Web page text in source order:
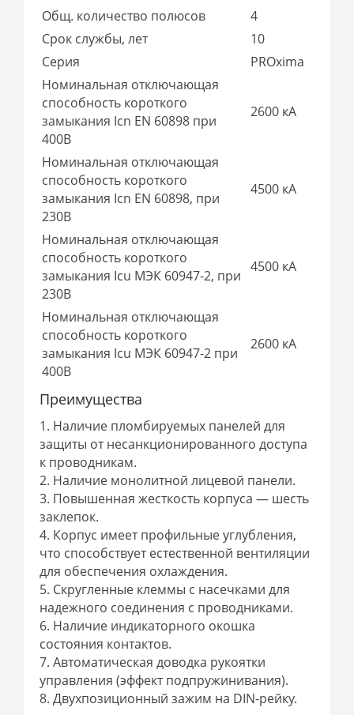
Общ. количество полюсов
4
Срок службы, лет
10
Серия
PROxima
Номинальная отключающая
способность короткого
замыкания Icn EN 60898 при
400В
2600 кА
Номинальная отключающая
способность короткого
замыкания Icn EN 60898, при
230В
4500 кА
Номинальная отключающая
способность короткого
замыкания Icu МЭК 60947-2, при
230В
4500 кА
Номинальная отключающая
способность короткого
замыкания Icu МЭК 60947-2 при
400В
2600 кА
Преимущества
1. Наличие пломбируемых панелей для
защиты от несанкционированного доступа
к проводникам.
2. Наличие монолитной лицевой панели.
3. Повышенная жесткость корпуса — шесть
заклепок.
4. Корпус имеет профильные углубления,
что способствует естественной вентиляции
для обеспечения охлаждения.
5. Cкругленные клеммы с насечками для
надежного соединения с проводниками.
6. Наличие индикаторного окошка
состояния контактов.
7. Автоматическая доводка рукоятки
управления (эффект подпружинивания).
8. Двухпозиционный зажим на DIN-рейку.